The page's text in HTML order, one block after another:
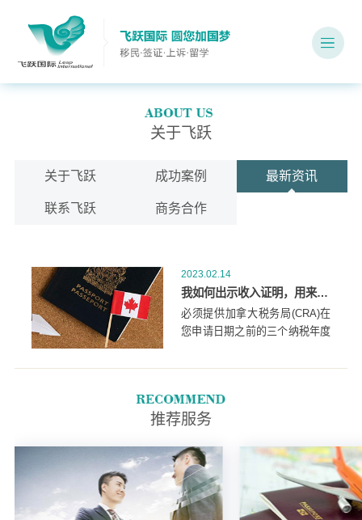
关于飞跃
关于飞跃 成功案例 最新资讯
联系飞跃 商务合作
2023.02.14
我如何出示收入证明，用来担保父母或祖父母来加拿大团聚？
必须提供加拿大税务局(CRA)在
您申请日期之前的三个纳税年度
推荐服务